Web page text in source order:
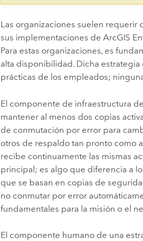
Las organizaciones suelen
sus implementaciones deArcGIS
Para estas organizaciones, es
alta disponibilidad. Dicha
prácticas de los empleados;
El componente de infraestructura
mantener al menos dos copias
de conmutación por error para
otros de respaldo tan pronto como
recibe continuamente las mismas
principal; es algo que diferencia a
que se basan en copias de
no conmutar por error
fundamentales para la misión o el
El componente humano de una